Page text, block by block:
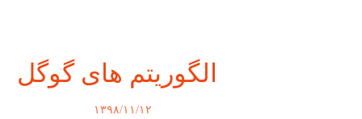
الگوریتم های گوگل
۱۳۹۸/۱۱/۱۲